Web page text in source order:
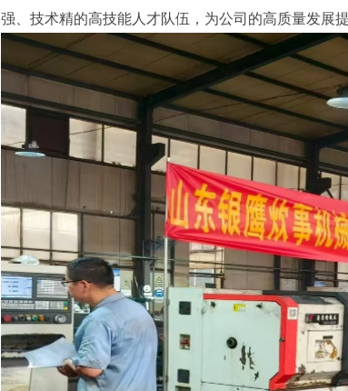
强、技术精的高技能人才队伍，为公司的高质量发展